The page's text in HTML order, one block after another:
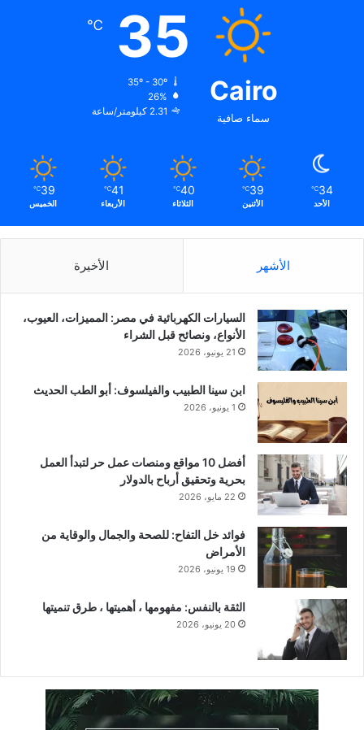
Cairo
سماء صافية
35
℃
35º - 30º
26%
2.31 كيلومتر/ساعة
34
℃
الأحد
39
℃
الأثنين
40
℃
الثلاثاء
41
℃
الأربعاء
39
℃
الخميس
الأشهر الأخيرة
السيارات الكهربائية في مصر: المميزات، العيوب،
الأنواع، ونصائح قبل الشراء
21 يونيو، 2026
ابن سينا الطبيب والفيلسوف: أبو الطب الحديث
1 يونيو، 2026
أفضل 10 مواقع ومنصات عمل حر لتبدأ العمل
بحرية وتحقيق أرباح بالدولار
22 مايو، 2026
فوائد خل التفاح: للصحة والجمال والوقاية من
الأمراض
19 يونيو، 2026
الثقة بالنفس: مفهومها ، أهميتها ، طرق تنميتها
20 يونيو، 2026